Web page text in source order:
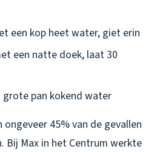
een kop heet water, giet erin
een natte doek, laat 30
pan kokend water
45% van de gevallen
Bij Max in het Centrum werkte